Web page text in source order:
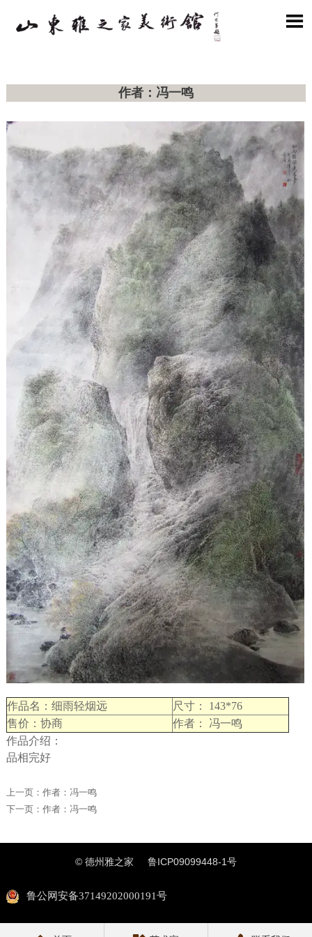

作者：冯一鸣
作品名：细雨轻烟远
尺寸： 143*76
售价：协商
作者： 冯一鸣
作品介绍：
品相完好
上一页： 作者：冯一鸣
下一页： 作者：冯一鸣
© 德州雅之家 鲁ICP09099448-1号
鲁公网安备37149202000191号